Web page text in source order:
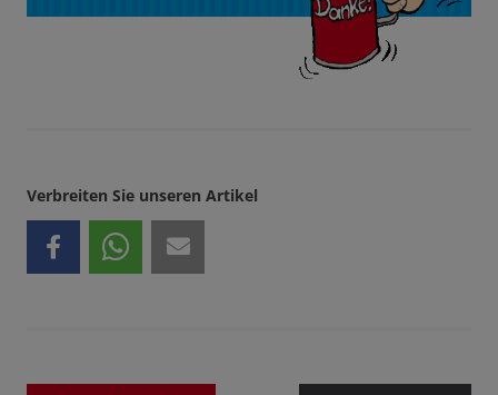
Verbreiten Sie unseren Artikel